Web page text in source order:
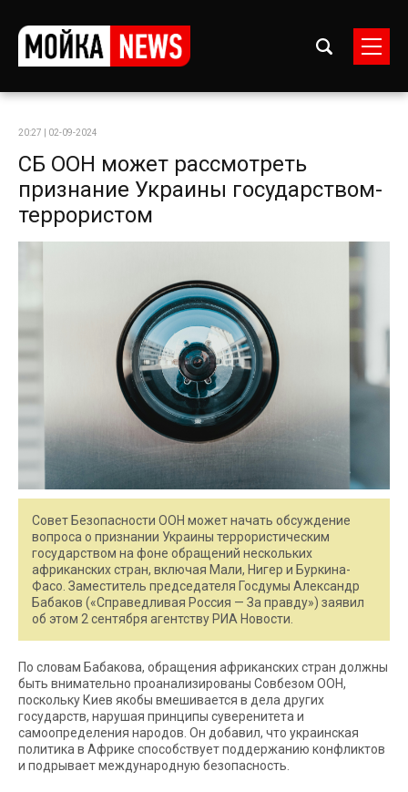
20:27 | 02-09-2024
СБ ООН может рассмотреть
признание Украины государством-
террористом
Совет Безопасности ООН может начать обсуждение
вопроса о признании Украины террористическим
государством на фоне обращений нескольких
африканских стран, включая Мали, Нигер и Буркина-
Фасо. Заместитель председателя Госдумы Александр
Бабаков («Справедливая Россия — За правду») заявил
об этом 2 сентября агентству РИА Новости.
По словам Бабакова, обращения африканских стран должны
быть внимательно проанализированы Совбезом ООН,
поскольку Киев якобы вмешивается в дела других
государств, нарушая принципы суверенитета и
самоопределения народов. Он добавил, что украинская
политика в Африке способствует поддержанию конфликтов
и подрывает международную безопасность.